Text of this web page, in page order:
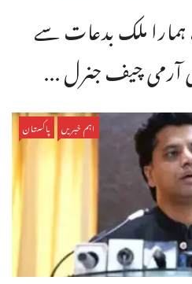
ہمارا ملک بدعات سے
آرمی چیف جنرل ...
اہم خبریں پاکستان